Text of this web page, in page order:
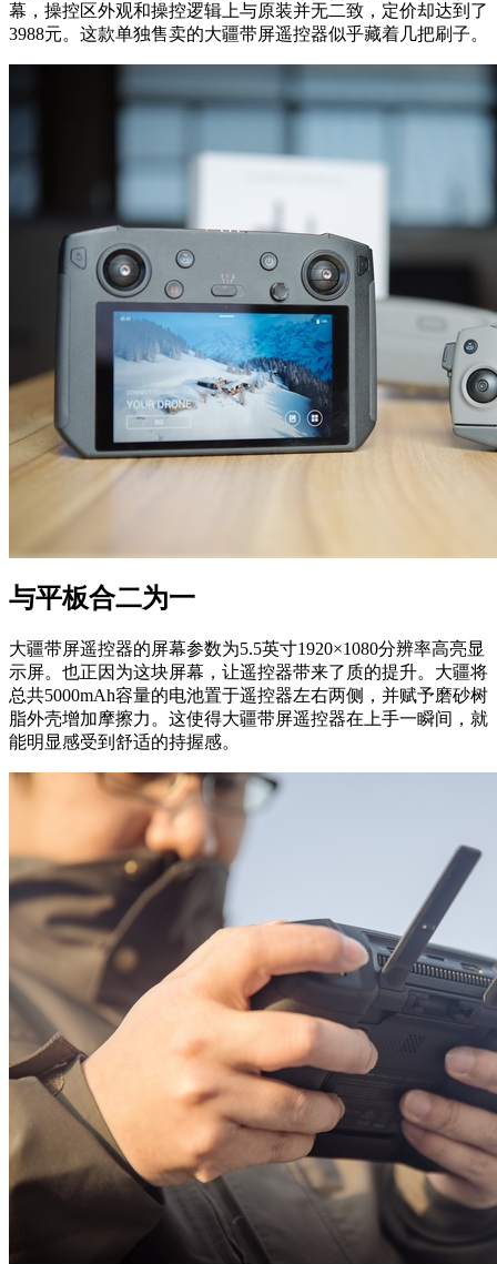
幕，操控区外观和操控逻辑上与原装并无二致，定价却达到了
3988元。这款单独售卖的大疆带屏遥控器似乎藏着几把刷子。
与平板合二为一
大疆带屏遥控器的屏幕参数为5.5英寸1920×1080分辨率高亮显
示屏。也正因为这块屏幕，让遥控器带来了质的提升。大疆将
总共5000mAh容量的电池置于遥控器左右两侧，并赋予磨砂树
脂外壳增加摩擦力。这使得大疆带屏遥控器在上手一瞬间，就
能明显感受到舒适的持握感。